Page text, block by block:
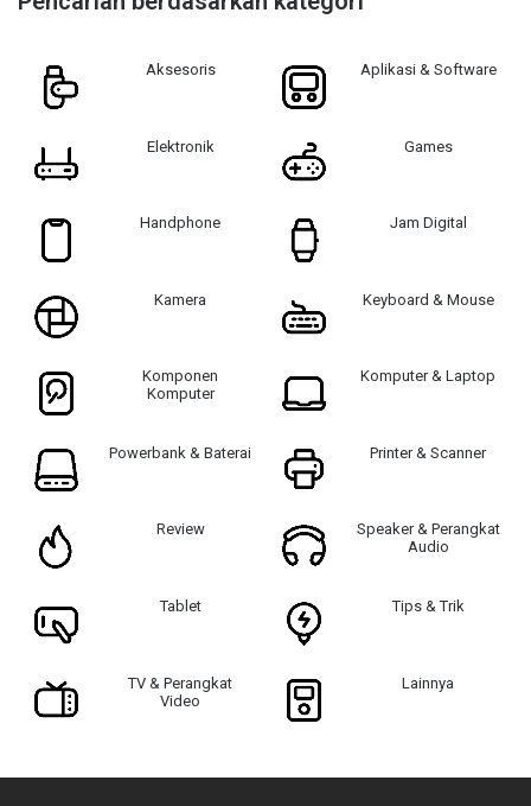
Aksesoris Aplikasi & Software
Elektronik Games
Handphone Jam Digital
Kamera Keyboard & Mouse
Komponen
Komputer
Komputer & Laptop
Powerbank & Baterai Printer & Scanner
Review
Speaker & Perangkat
Audio
Tablet Tips & Trik
TV & Perangkat
Video
Lainnya